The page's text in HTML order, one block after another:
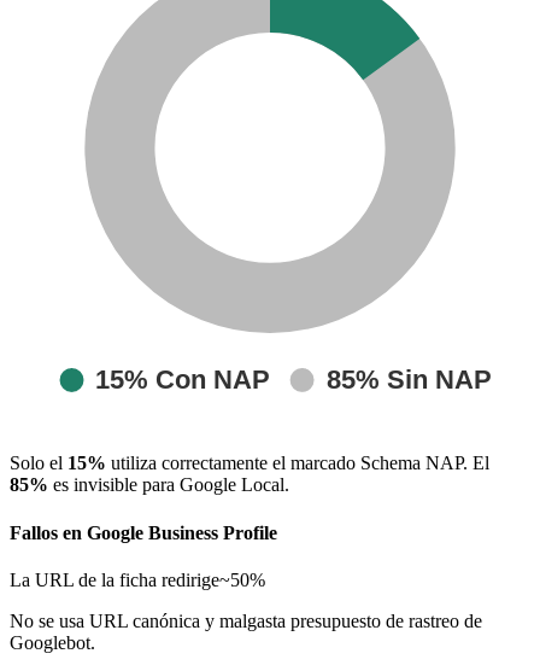
Solo el 15% utiliza correctamente el marcado Schema NAP. El
85% es invisible para Google Local.
Fallos en Google Business Profile
La URL de la ficha redirige~50%
No se usa URL canónica y malgasta presupuesto de rastreo de
Googlebot.